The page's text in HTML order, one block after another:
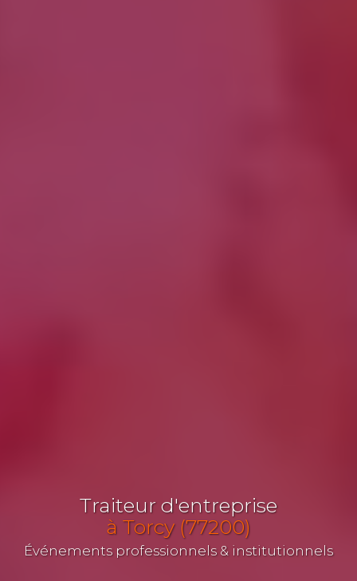
Traiteur d'entreprise
à Torcy (77200)
Événements professionnels & institutionnels